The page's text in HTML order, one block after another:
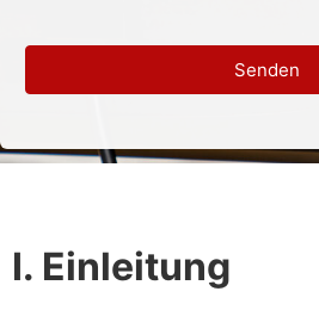
Senden
I. Einleitung